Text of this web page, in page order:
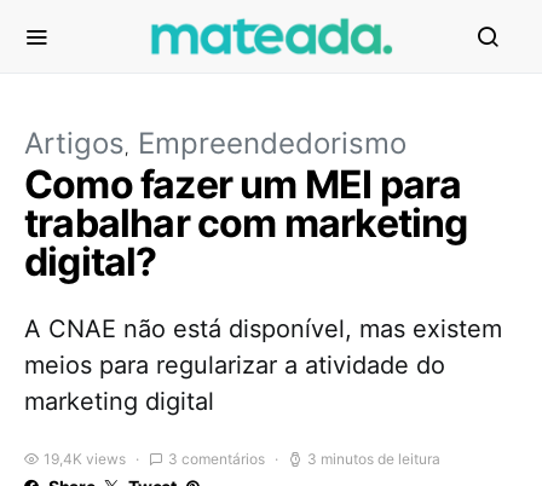
Artigos Empreendedorismo
Como fazer um MEI para
trabalhar com marketing
digital?
A CNAE não está disponível, mas existem
meios para regularizar a atividade do
marketing digital
19,4K views 3 comentários 3 minutos de leitura